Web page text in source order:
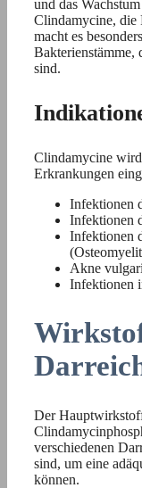
und das
Clindamycine, die
macht es
Bakterienstämme,
sind.
Clindamycine
Erkrankungen
Infektionen
Infektionen
Infektionen
Akne
Infektionen
Der
verschiedenen
sind, um eine
können.